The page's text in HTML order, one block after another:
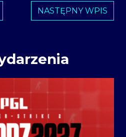
NASTĘPNY WPIS